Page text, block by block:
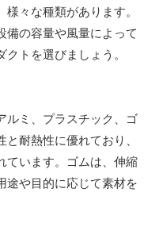
々な種類があります。
備の容量や風量によって
トを選びましょう。
ルミ、プラスチック、ゴ
耐熱性に優れており、
ています。ゴムは、伸縮
途や目的に応じて素材を